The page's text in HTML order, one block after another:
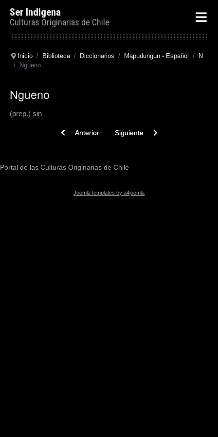
Ser Indigena
Culturas Originarias de Chile
Inicio Biblioteca Diccionarios Mapudungun - Español
N
Ngueno
Ngueno
(prep.) sin
Previous article: Nguenó Afél. Nguenó Afélchi
Anterior Next article: Nguenñikan
Siguiente
Portal de las Culturas Originarias de Chile
Joomla templates by a4joomla